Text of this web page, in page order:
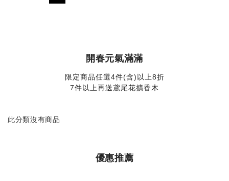
開春元氣滿滿
限定商品任選4件(含)以上8折
7件以上再送鳶尾花擴香木
此分類沒有商品
優惠推薦